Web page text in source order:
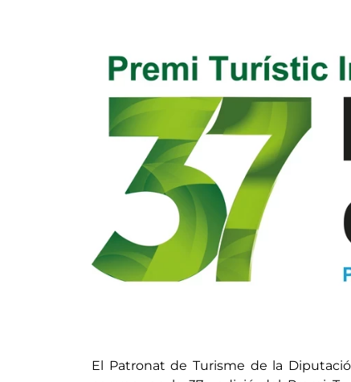
El Patronat de Turisme de la